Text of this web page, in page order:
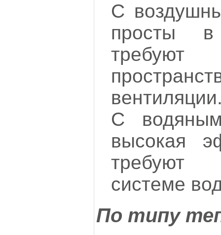
С
просты
требуют
С
высокая
требуют
системе
По типу